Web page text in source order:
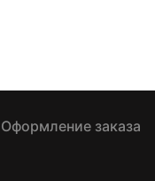
Оформление заказа